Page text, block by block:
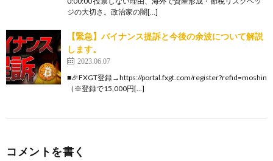
ジの大切さ。政治家の闇[…]
【緊急】バイナンス提訴と今後の余波について解説
します。
2023.06.07
■🎉FXGT登録→https://portal.fxgt.com/register?refid=moshin
（※登録で15,000円[…]
コメントを書く